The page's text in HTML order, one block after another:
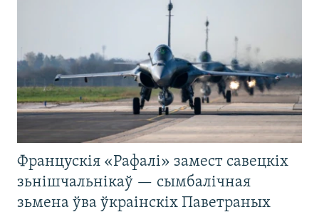
Францускія «Рафалі» замест савецкіх
зьнішчальнікаў — сымбалічная
зьмена ўва ўкраінскіх Паветраных